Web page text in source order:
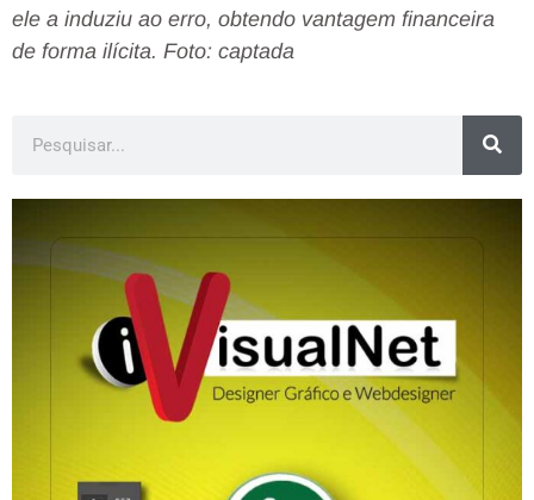
ele a induziu ao erro, obtendo vantagem financeira
de forma ilícita. Foto: captada